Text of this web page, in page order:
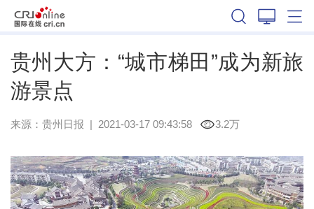
贵州大方：“城市梯田”成为新旅
游景点
来源： 贵州日报 | 2021-03-17 09:43:58 3.2万